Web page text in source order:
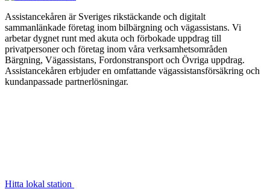
Assistancekåren är Sveriges rikstäckande och digitalt
sammanlänkade företag inom bilbärgning och vägassistans. Vi
arbetar dygnet runt med akuta och förbokade uppdrag till
privatpersoner och företag inom våra verksamhetsområden
Bärgning, Vägassistans, Fordonstransport och Övriga uppdrag.
Assistancekåren erbjuder en omfattande vägassistansförsäkring och
kundanpassade partnerlösningar.
Hitta lokal station